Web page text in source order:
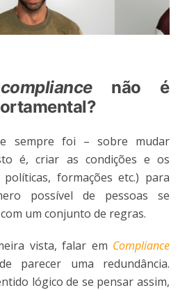
compliancenão é
sempre foi – sobre mudar
é, criar as condições e os
políticas, formações etc.) para
possível de pessoas se
um conjunto de regras.
vista, falar em Compliance
parecer uma redundância.
lógico de se pensar assim,